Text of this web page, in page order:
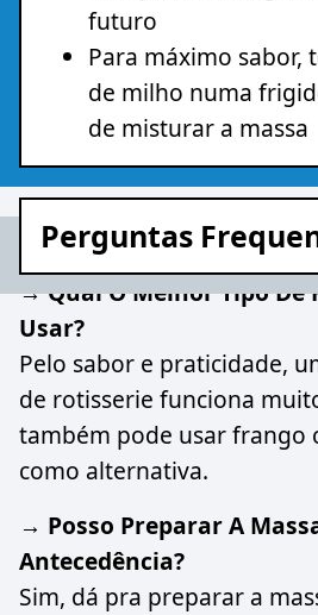
futuro
Para máximo sabor,
de milho numa
de misturar a massa
Perguntas
→ Qual O Melhor Tipo De
Usar?
Pelo sabor e praticidade,
de rotisserie funciona
também pode usar frango
como alternativa.
→ Posso Preparar A
Antecedência?
Sim, dá pra preparar a